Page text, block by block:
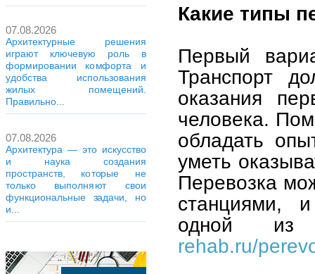
07.08.2026
Архитектурные решения
играют ключевую роль в
формировании комфорта и
удобства использования
жилых помещений.
Правильно...
07.08.2026
Архитектура — это искусство
и наука создания
пространств, которые не
только выполняют свои
функциональные задачи, но
и...
Какие типы
Первый
Транспорт
оказания
человека.
обладать
уметь
Перевозка
станциями,
одной
rehab.ru/